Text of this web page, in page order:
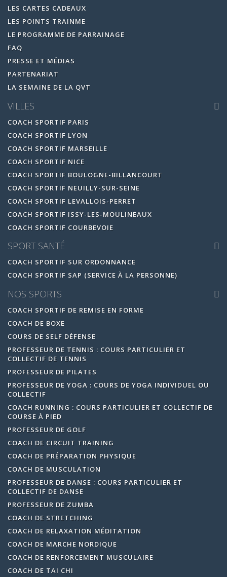
LES CARTES CADEAUX
LES POINTS TRAINME
LE PROGRAMME DE PARRAINAGE
FAQ
PRESSE ET MÉDIAS
PARTENARIAT
LA SEMAINE DE LA QVT
VILLES
COACH SPORTIF PARIS
COACH SPORTIF LYON
COACH SPORTIF MARSEILLE
COACH SPORTIF NICE
COACH SPORTIF BOULOGNE-BILLANCOURT
COACH SPORTIF NEUILLY-SUR-SEINE
COACH SPORTIF LEVALLOIS-PERRET
COACH SPORTIF ISSY-LES-MOULINEAUX
COACH SPORTIF COURBEVOIE
SPORT SANTÉ
COACH SPORTIF SUR ORDONNANCE
COACH SPORTIF SAP (SERVICE À LA PERSONNE)
NOS SPORTS
COACH SPORTIF DE REMISE EN FORME
COACH DE BOXE
COURS DE SELF DÉFENSE
PROFESSEUR DE TENNIS : COURS PARTICULIER ET
COLLECTIF DE TENNIS
PROFESSEUR DE PILATES
PROFESSEUR DE YOGA : COURS DE YOGA INDIVIDUEL OU
COLLECTIF
COACH RUNNING : COURS PARTICULIER ET COLLECTIF DE
COURSE À PIED
PROFESSEUR DE GOLF
COACH DE CIRCUIT TRAINING
COACH DE PRÉPARATION PHYSIQUE
COACH DE MUSCULATION
PROFESSEUR DE DANSE : COURS PARTICULIER ET
COLLECTIF DE DANSE
PROFESSEUR DE ZUMBA
COACH DE STRETCHING
COACH DE RELAXATION MÉDITATION
COACH DE MARCHE NORDIQUE
COACH DE RENFORCEMENT MUSCULAIRE
COACH DE TAI CHI